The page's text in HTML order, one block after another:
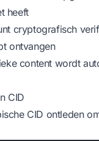
heeft
cryptografisch
ontvangen
content wordt
CID
CID ontleden